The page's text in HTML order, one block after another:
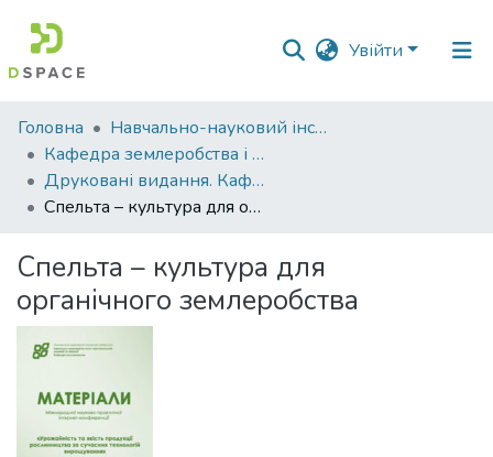
Увійти
Фонди
та
зібрання
Пошук за критеріями
Статистика
Головна
Навчально-науковий інститут агротехнологій, селекції та екології
Кафедра землеробства і агрохімії ім. В.І.Сазанова
Друковані видання. Кафедра землеробства і агрохімії ім. В.І.Сазанова
Спельта – культура для органічного землеробства
Спельта – культура для
органічного землеробства